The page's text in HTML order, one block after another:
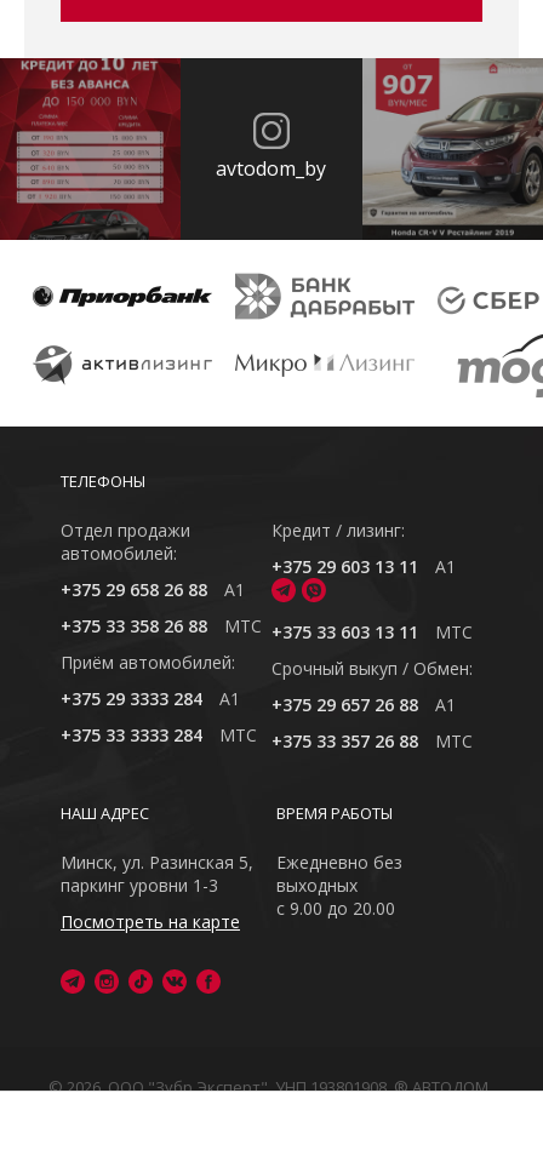
avtodom_by
ТЕЛЕФОНЫ
Отдел продажи
автомобилей:
+375 29 658 26 88
A1
+375 33 358 26 88
MTC
Приём автомобилей:
+375 29 3333 284
A1
+375 33 3333 284
MTC
Кредит / лизинг:
+375 29 603 13 11
A1
+375 33 603 13 11
MTC
Cрочный выкуп / Обмен:
+375 29 657 26 88
A1
+375 33 357 26 88
MTC
ВРЕМЯ РАБОТЫ
Ежедневно без
выходных
с 9.00 до 20.00
НАШ АДРЕС
Минск, ул. Разинская 5,
паркинг уровни 1-3
Посмотреть на карте
© 2026, ООО "Зубр Эксперт", УНП 193801908. ® АВТОДОМ